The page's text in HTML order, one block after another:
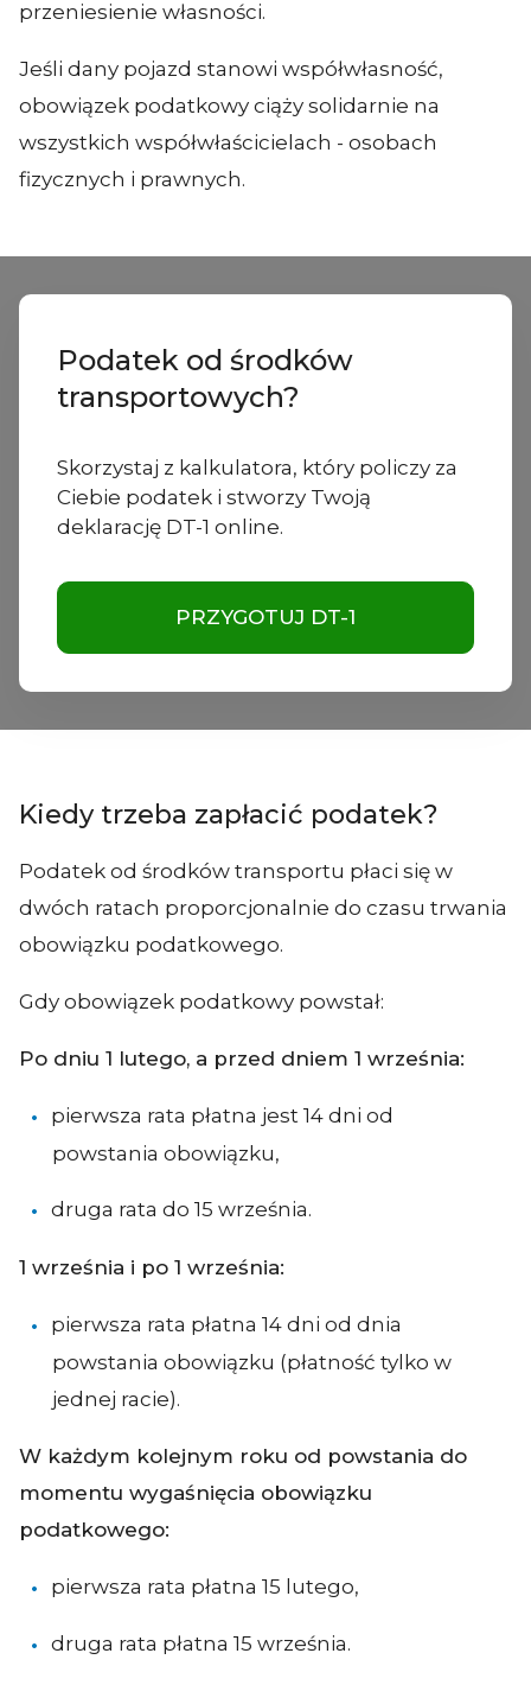
przeniesienie własności.
Jeśli dany pojazd stanowi współwłasność,
obowiązek podatkowy ciąży solidarnie na
wszystkich współwłaścicielach - osobach
fizycznych i prawnych.
Podatek od środków
transportowych?
Skorzystaj z kalkulatora, który policzy za
Ciebie podatek i stworzy Twoją
deklarację DT-1 online.
PRZYGOTUJ DT-1
Kiedy trzeba zapłacić podatek?
Podatek od środków transportu płaci się w
dwóch ratach proporcjonalnie do czasu trwania
obowiązku podatkowego.
Gdy obowiązek podatkowy powstał:
Po dniu 1 lutego, a przed dniem 1 września:
pierwsza rata płatna jest 14 dni od
powstania obowiązku,
druga rata do 15 września.
1 września i po 1 września:
pierwsza rata płatna 14 dni od dnia
powstania obowiązku (płatność tylko w
jednej racie).
W każdym kolejnym roku od powstania do
momentu wygaśnięcia obowiązku
podatkowego:
pierwsza rata płatna 15 lutego,
druga rata płatna 15 września.